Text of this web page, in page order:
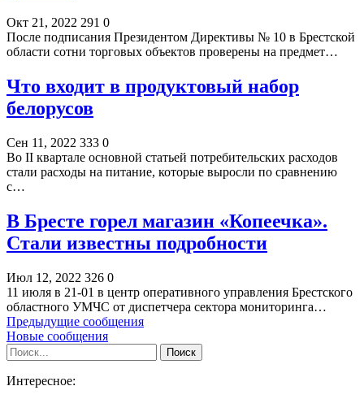
Окт 21, 2022 291 0
После подписания Президентом Директивы № 10 в Брестской
области сотни торговых объектов проверены на предмет…
Что входит в продуктовый набор
белорусов
Сен 11, 2022 333 0
Во II квартале основной статьей потребительских расходов
стали расходы на питание, которые выросли по сравнению
с…
В Бресте горел магазин «Копеечка».
Стали известны подробности
Июл 12, 2022 326 0
11 июля в 21-01 в центр оперативного управления Брестского
областного УМЧС от диспетчера сектора мониторинга…
Предыдущие сообщения
Новые сообщения
Интересное: